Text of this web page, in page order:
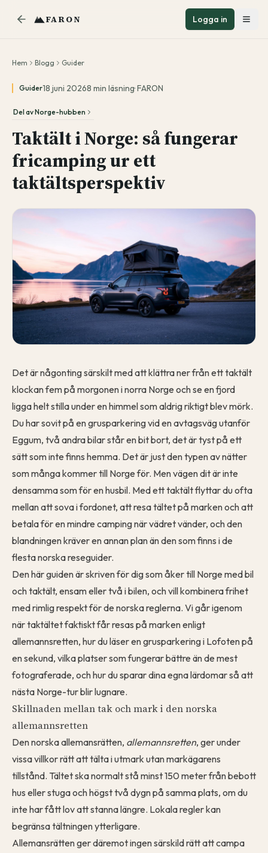
FARON Logga in
Hem Blogg Guider
Guider18 juni 20268 min läsning·FARON
Del avNorge-hubben
Taktält i Norge: så fungerar
fricamping ur ett
taktältsperspektiv
Det är någonting särskilt med att klättra ner från ett taktält
klockan fem på morgonen i norra Norge och se en fjord
ligga helt stilla under en himmel som aldrig riktigt blev mörk.
Du har sovit på en grusparkering vid en avtagsväg utanför
Eggum, två andra bilar står en bit bort, det är tyst på ett
sätt som inte finns hemma. Det är just den typen av nätter
som många kommer till Norge för. Men vägen dit är inte
densamma som för en husbil. Med ett taktält flyttar du ofta
mellan att sova i fordonet, att resa tältet på marken och att
betala för en mindre camping när vädret vänder, och den
blandningen kräver en annan plan än den som finns i de
flesta norska reseguider.
Den här guiden är skriven för dig som åker till Norge med bil
och taktält, ensam eller två i bilen, och vill kombinera frihet
med rimlig respekt för de norska reglerna. Vi går igenom
när taktältet faktiskt får resas på marken enligt
allemannsretten, hur du läser en grusparkering i Lofoten på
en sekund, vilka platser som fungerar bättre än de mest
fotograferade, och hur du sparar dina egna lärdomar så att
nästa Norge-tur blir lugnare.
Skillnaden mellan tak och mark i den norska
allemannsretten
Den norska allemansrätten, allemannsretten, ger under
vissa villkor rätt att tälta i utmark utan markägarens
tillstånd. Tältet ska normalt stå minst 150 meter från bebott
hus eller stuga och högst två dygn på samma plats, om du
inte har fått lov att stanna längre. Lokala regler kan
begränsa tältningen ytterligare.
Allemansrätten ger däremot ingen särskild rätt att campa